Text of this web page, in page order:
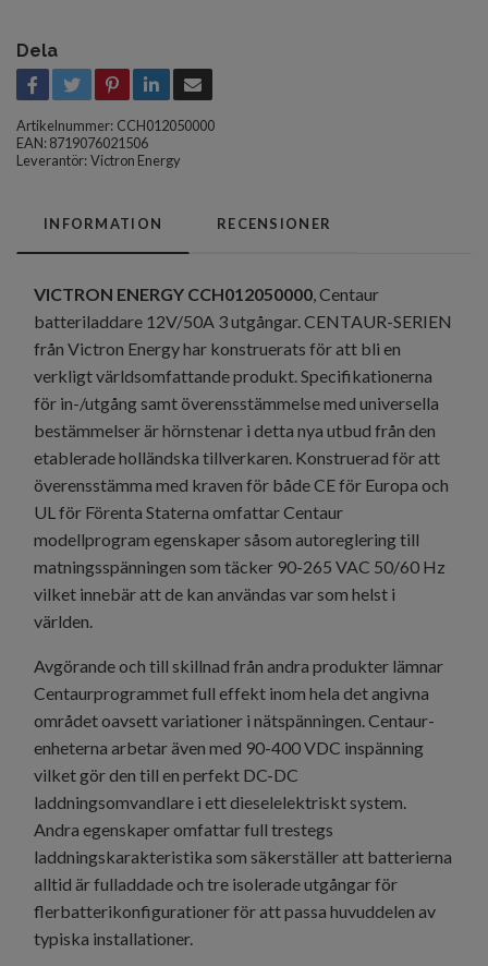
Dela
Artikelnummer: CCH012050000
EAN: 8719076021506
Leverantör:Victron Energy
INFORMATION RECENSIONER
VICTRON ENERGY CCH012050000, Centaur
batteriladdare 12V/50A 3 utgångar. CENTAUR-SERIEN
från Victron Energy har konstruerats för att bli en
verkligt världsomfattande produkt. Specifikationerna
för in-/utgång samt överensstämmelse med universella
bestämmelser är hörnstenar i detta nya utbud från den
etablerade holländska tillverkaren. Konstruerad för att
överensstämma med kraven för både CE för Europa och
UL för Förenta Staterna omfattar Centaur
modellprogram egenskaper såsom autoreglering till
matningsspänningen som täcker 90-265 VAC 50/60 Hz
vilket innebär att de kan användas var som helst i
världen.
Avgörande och till skillnad från andra produkter lämnar
Centaurprogrammet full effekt inom hela det angivna
området oavsett variationer i nätspänningen. Centaur-
enheterna arbetar även med 90-400 VDC inspänning
vilket gör den till en perfekt DC-DC
laddningsomvandlare i ett dieselelektriskt system.
Andra egenskaper omfattar full trestegs
laddningskarakteristika som säkerställer att batterierna
alltid är fulladdade och tre isolerade utgångar för
flerbatterikonfigurationer för att passa huvuddelen av
typiska installationer.